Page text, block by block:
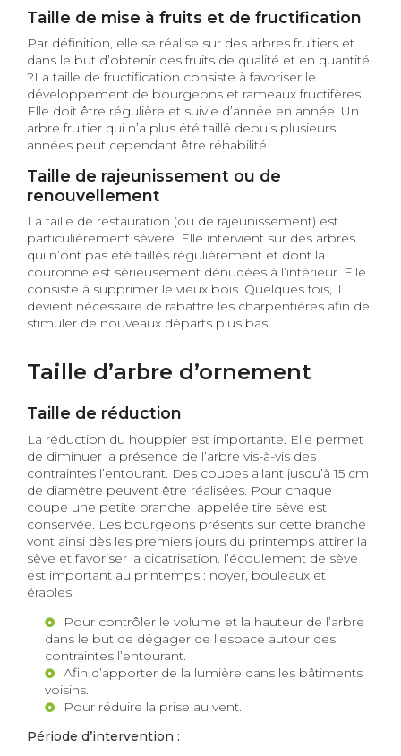
Taille de mise à fruits et de fructification
Par définition, elle se réalise sur des arbres fruitiers et
dans le but d’obtenir des fruits de qualité et en quantité.
?La taille de fructification consiste à favoriser le
développement de bourgeons et rameaux fructifères.
Elle doit être régulière et suivie d’année en année. Un
arbre fruitier qui n’a plus été taillé depuis plusieurs
années peut cependant être réhabilité.
Taille de rajeunissement ou de
renouvellement
La taille de restauration (ou de rajeunissement) est
particulièrement sévère. Elle intervient sur des arbres
qui n’ont pas été taillés régulièrement et dont la
couronne est sérieusement dénudées à l’intérieur. Elle
consiste à supprimer le vieux bois. Quelques fois, il
devient nécessaire de rabattre les charpentières afin de
stimuler de nouveaux départs plus bas.
Taille d’arbre d’ornement
Taille de réduction
La réduction du houppier est importante. Elle permet
de diminuer la présence de l’arbre vis-à-vis des
contraintes l’entourant. Des coupes allant jusqu’à 15 cm
de diamètre peuvent être réalisées. Pour chaque
coupe une petite branche, appelée tire sève est
conservée. Les bourgeons présents sur cette branche
vont ainsi dès les premiers jours du printemps attirer la
sève et favoriser la cicatrisation. l’écoulement de sève
est important au printemps : noyer, bouleaux et
érables.
Pour contrôler le volume et la hauteur de l’arbre
dans le but de dégager de l’espace autour des
contraintes l’entourant.
Afin d’apporter de la lumière dans les bâtiments
voisins.
Pour réduire la prise au vent.
Période d’intervention :